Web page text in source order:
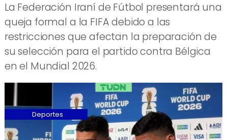
La Federación Iraní de Fútbol presentará una
queja formal a la FIFA debido a las
restricciones que afectan la preparación de
su selección para el partido contra Bélgica
en el Mundial 2026.
Deportes